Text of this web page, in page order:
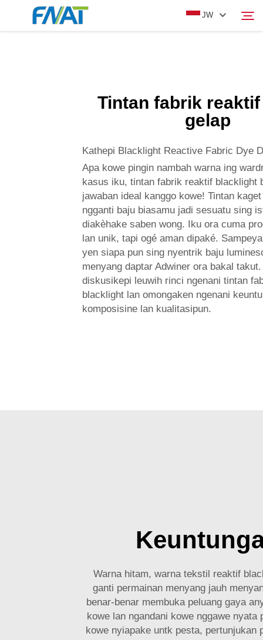
JW
HUBUNGI KAMI
Tintan fabrik
gelap
Kathepi Blacklight Reactive Fabric Dye
Apa kowe pingin nambah warna ing
kasus iku, tintan fabrik reaktif blacklight
jawaban ideal kanggo kowe! Tintan
ngganti baju biasamu jadi sesuatu sing
diakèhake saben wong. Iku ora cuma
lan unik, tapi ogé aman dipaké.
yen siapa pun sing nyentrik baju
menyang daptar Adwiner ora bakal
diskusikepi leuwih rinci ngenani tintan
blacklight lan omongaken ngenani
komposisine lan kualitasipun.
Warna hitam, warna tekstil reaktif
ganti permainan menyang jauh
benar-benar membuka peluang gaya
kowe lan ngandani kowe nggawe nyata
kowe nyiapake untk pesta, pertunjukan